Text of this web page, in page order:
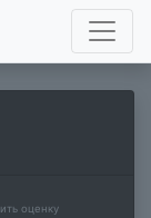
оценку